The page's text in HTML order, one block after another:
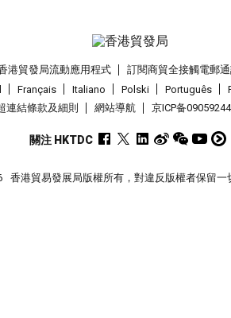
港貿發局流動應用程式 訂閱商貿全接觸電郵
Français Italiano Polski Português
連結條款及細則 網站導航 京ICP备
關注 HKTDC
香港貿易發展局版權所有，對違反版權者保留一